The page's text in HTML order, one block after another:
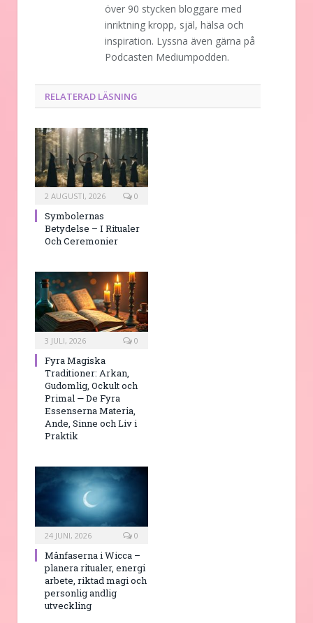
över 90 stycken bloggare med
inriktning kropp, själ, hälsa och
inspiration. Lyssna även gärna på
Podcasten Mediumpodden.
RELATERAD LÄSNING
2 AUGUSTI, 2026 0
Symbolernas
Betydelse – I Ritualer
Och Ceremonier
3 JULI, 2026 0
Fyra Magiska
Traditioner: Arkan,
Gudomlig, Ockult och
Primal — De Fyra
Essenserna Materia,
Ande, Sinne och Liv i
Praktik
24 JUNI, 2026 0
Månfaserna i Wicca –
planera ritualer, energi
arbete, riktad magi och
personlig andlig
utveckling